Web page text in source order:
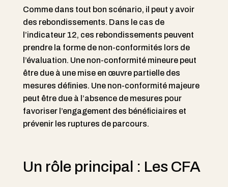
Comme dans tout bon scénario, il peut y avoir
des rebondissements. Dans le cas de
l’indicateur 12, ces rebondissements peuvent
prendre la forme de non-conformités lors de
l’évaluation. Une non-conformité mineure peut
être due à une mise en œuvre partielle des
mesures définies. Une non-conformité majeure
peut être due à l’absence de mesures pour
favoriser l’engagement des bénéficiaires et
prévenir les ruptures de parcours.
Un rôle principal : Les CFA